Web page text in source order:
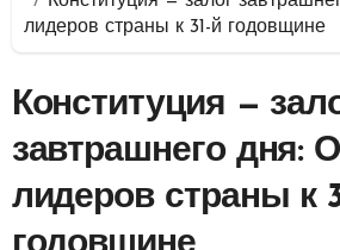
лидеров страны к 31-й годовщине
Конституция —
завтрашнего дня:
лидеров страны к